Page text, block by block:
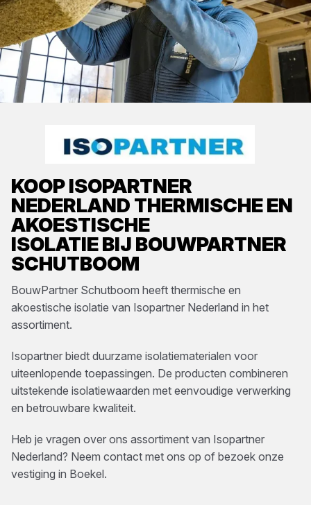
KOOPISOPARTNER
NEDERLAND THERMISCHE EN
AKOESTISCHE
ISOLATIEBIJ BOUWPARTNER
SCHUTBOOM
BouwPartner Schutboom heeft thermische en
akoestische isolatie van Isopartner Nederland in het
assortiment.
Isopartner biedt duurzame isolatiematerialen voor
uiteenlopende toepassingen. De producten combineren
uitstekende isolatiewaarden met eenvoudige verwerking
en betrouwbare kwaliteit.
Heb je vragen over ons assortiment van Isopartner
Nederland? Neem contact met ons op of bezoek onze
vestiging in Boekel.